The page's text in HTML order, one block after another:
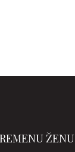
ŽENU